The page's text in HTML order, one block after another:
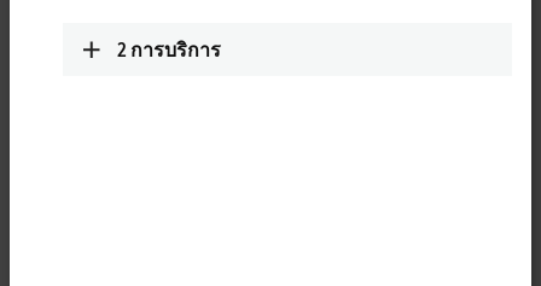
at the LogiMat 2019 how logistics users can react even more flexibly to
2 การบริการ